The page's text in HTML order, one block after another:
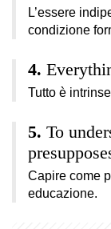
L’essere
condizione
Tutto è
To
Capire come
educazione.